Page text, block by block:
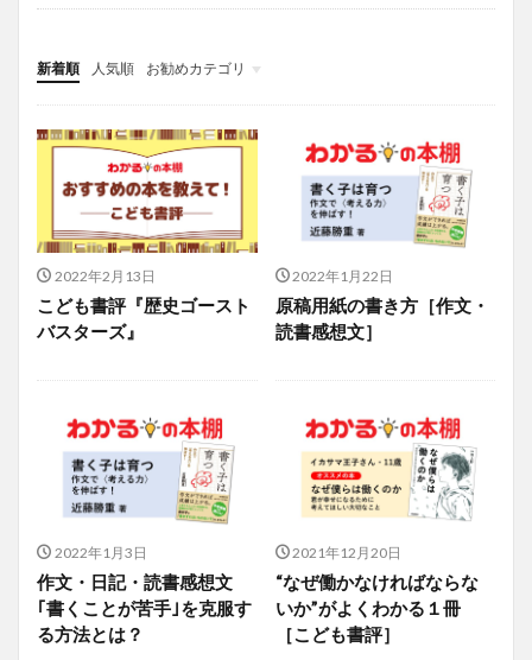
新着順 人気順
お勧めカテゴリ
投稿
学び
マンガ
電子書籍
2022年2月13日
こども書評『歴史ゴースト
バスターズ』
2022年1月22日
原稿用紙の書き方［作文・
読書感想文］
2022年1月3日
作文・日記・読書感想文
｢書くことが苦手｣を克服す
る方法とは？
2021年12月20日
“なぜ働かなければならな
いか”がよくわかる１冊
［こども書評］